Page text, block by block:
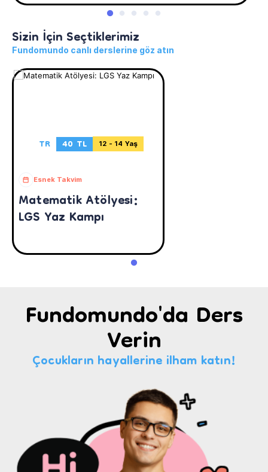
Sizin İçin Seçtiklerimiz
Fundomundo canlı derslerine göz atın
TR 40 TL 12 - 14 Yaş
Esnek Takvim
Matematik Atölyesi:
LGS Yaz Kampı
Fundomundo'da Ders
Verin
Çocukların hayallerine ilham katın!